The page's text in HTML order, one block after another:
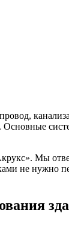
Мы
не нужно